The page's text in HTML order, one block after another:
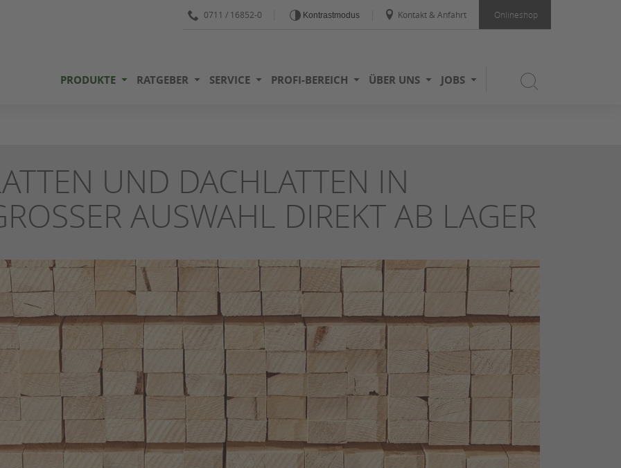
0711 / 16852-0 Kontrastmodus Kontakt & Anfahrt Onlineshop
PRODUKTE RATGEBER SERVICE PROFI-BEREICH ÜBER UNS JOBS
UND DACHLATTEN IN
AUSWAHL DIREKT AB LAGER